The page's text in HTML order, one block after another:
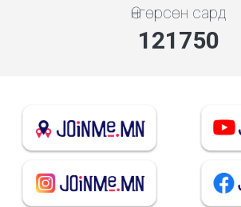
Өнгөрсөн сард
135798